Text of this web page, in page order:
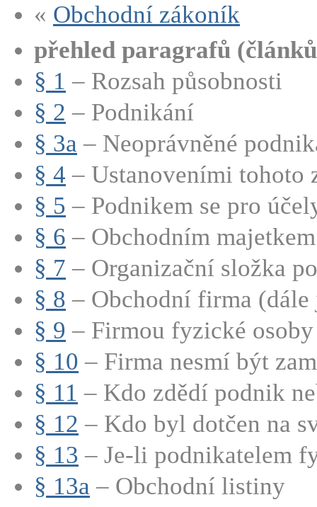
« Obchodní zákoník
přehled paragrafů
§ 1 – Rozsah působnosti
§ 2 – Podnikání
§ 3a – Neoprávněné
§ 4 – Ustanoveními tohoto
§ 5 – Podnikem se pro
§ 6 – Obchodním
§ 7 – Organizační složka
§ 8 – Obchodní firma
§ 9 – Firmou fyzické
§ 10 – Firma nesmí být
§ 11 – Kdo zdědí podnik
§ 12 – Kdo byl dotčen na
§ 13 – Je-li podnikatelem
§ 13a – Obchodní listiny